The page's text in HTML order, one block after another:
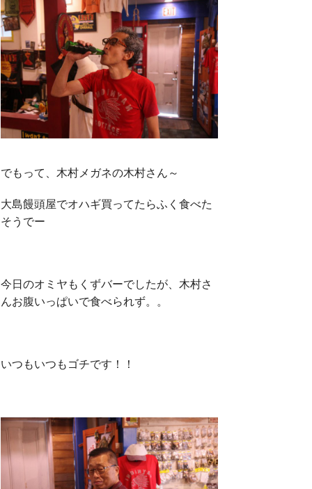
でもって、木村メガネの木村さん～
大島饅頭屋でオハギ買ってたらふく食べた
そうでー
今日のオミヤもくずバーでしたが、木村さ
んお腹いっぱいで食べられず。。
いつもいつもゴチです！！